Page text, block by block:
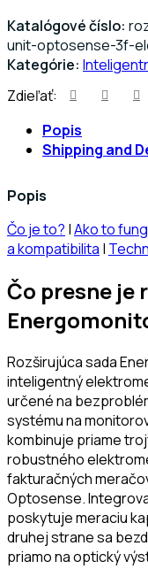
Katalógové číslo:
unit-optosense-3f-
Kategórie:
Zdieľať:
Popis
Shipping and
Popis
Čo je to? |Ako to
a kompatibilita |
Čo presne je
Rozširujúca sada
inteligentný
určené na
systému na
kombinuje priame
robustného
fakturačných
Optosense.
poskytuje meraciu
druhej strane sa
priamo na optický